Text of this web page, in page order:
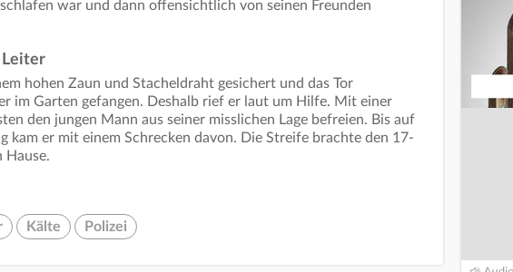
war und dann offensichtlich von seinen Freunden
Leiter
hohen Zaun und Stacheldraht gesichert und das Tor
im Garten gefangen. Deshalb rief er laut um Hilfe. Mit einer
den jungen Mann aus seiner misslichen Lage befreien. Bis auf
kam er mit einem Schrecken davon. Die Streife brachte den 17-
Hause.
Kälte Polizei